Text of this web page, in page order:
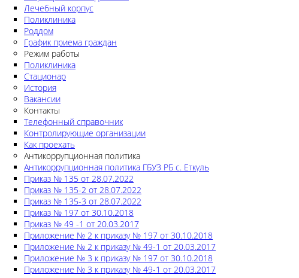
Лечебный корпус
Поликлиника
Роддом
График приема граждан
Режим работы
Поликлиника
Стационар
История
Вакансии
Контакты
Телефонный справочник
Контролирующие организации
Как проехать
Антикоррупционная политика
Антикоррупционная политика ГБУЗ РБ с. Еткуль
Приказ № 135 от 28.07.2022
Приказ № 135-2 от 28.07.2022
Приказ № 135-3 от 28.07.2022
Приказ № 197 от 30.10.2018
Приказ № 49 -1 от 20.03.2017
Приложение № 2 к приказу № 197 от 30.10.2018
Приложение № 2 к приказу № 49-1 от 20.03.2017
Приложение № 3 к приказу № 197 от 30.10.2018
Приложение № 3 к приказу № 49-1 от 20.03.2017